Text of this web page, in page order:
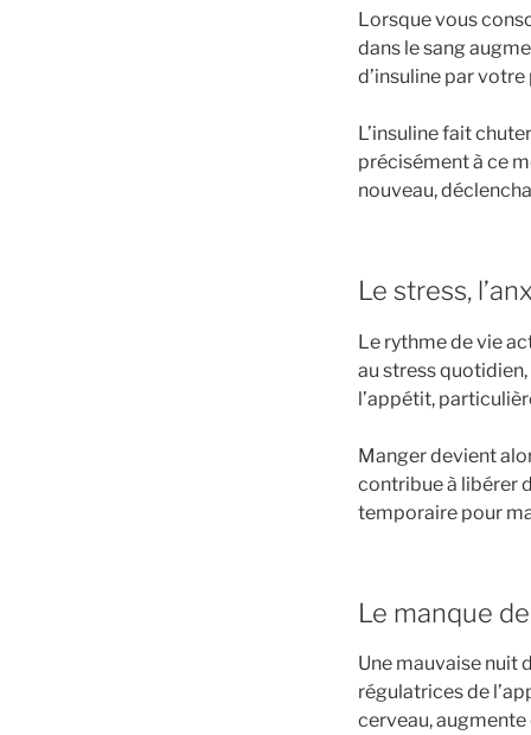
Lorsque vous
dans le sang
d’insuline par
L’insuline fait
précisément à ce
nouveau,
Le stress,
Le rythme de vie
au stress
l’appétit,
Manger devient
contribue à libérer
temporaire pour
Le manque
Une mauvaise nuit
régulatrices de
cerveau,